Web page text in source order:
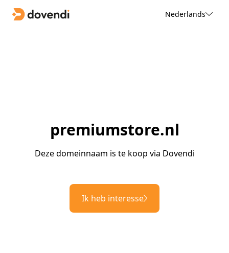
Nederlands
premiumstore.nl
Deze domeinnaam is te koop via Dovendi
Ik heb interesse